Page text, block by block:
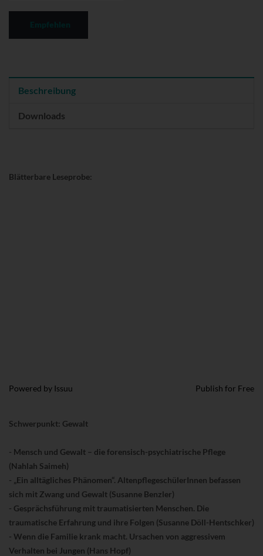
Beschreibung
Downloads
Blätterbare Leseprobe:
Powered by Issuu Publish for Free
Schwerpunkt: Gewalt
- Mensch und Gewalt – die forensisch-psychiatrische Pflege
(Nahlah Saimeh)
- „Ein alltägliches Phänomen“. AltenpflegeschülerInnen befassen
sich mit Zwang und Gewalt (Susanne Benzler)
- Gesprächsführung mit traumatisierten Menschen. Die
traumatische Erfahrung und ihre Folgen (Susanne Döll-Hentschker)
- Wenn die Familie krank macht. Ursachen von aggressivem
Verhalten bei Jungen (Hans Hopf)